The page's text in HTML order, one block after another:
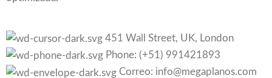
451 Wall Street, UK, London
Phone: (+51) 991421893
Correo: info@megaplanos.com